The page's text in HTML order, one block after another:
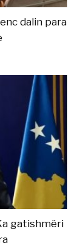
dalin para
gatishmëri